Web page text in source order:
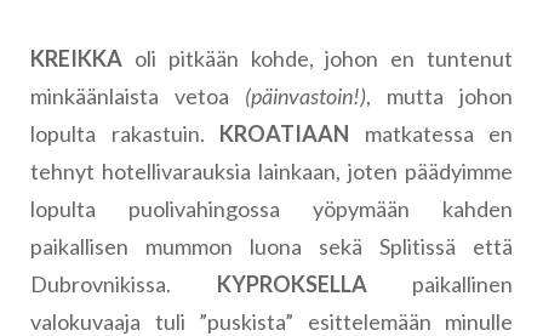
KREIKKA oli pitkään kohde, johon en tuntenut
minkäänlaista vetoa (päinvastoin!), mutta johon
lopulta rakastuin. KROATIAAN matkatessa en
tehnyt hotellivarauksia lainkaan, joten päädyimme
lopulta puolivahingossa yöpymään kahden
paikallisen mummon luona sekä Splitissä että
Dubrovnikissa. KYPROKSELLA paikallinen
valokuvaaja tuli ”puskista” esittelemään minulle